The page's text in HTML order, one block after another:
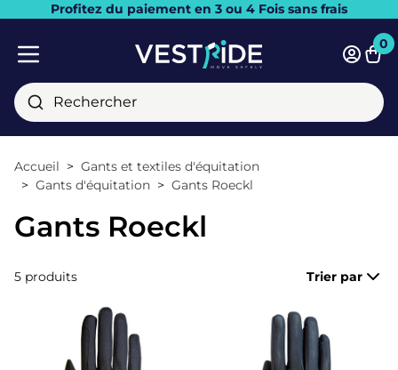
Profitez du paiement en 3 ou 4 Fois sans frais
Fermer
Rechercher
0
Accueil
Gants et textiles d'équitation
Gants d'équitation
Gants Roeckl
Gants Roeckl
5 produits Trier par